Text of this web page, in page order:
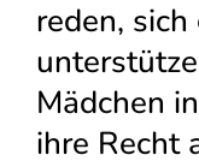
reden,
Mädchen
ihre Recht